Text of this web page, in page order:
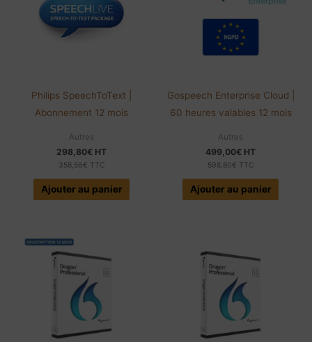
Philips SpeechToText |
Abonnement 12 mois
Autres
298,80€ HT
358,56€ TTC
Ajouter au panier
Gospeech Enterprise Cloud |
60 heures valables 12 mois
Autres
499,00€ HT
598,80€ TTC
Ajouter au panier